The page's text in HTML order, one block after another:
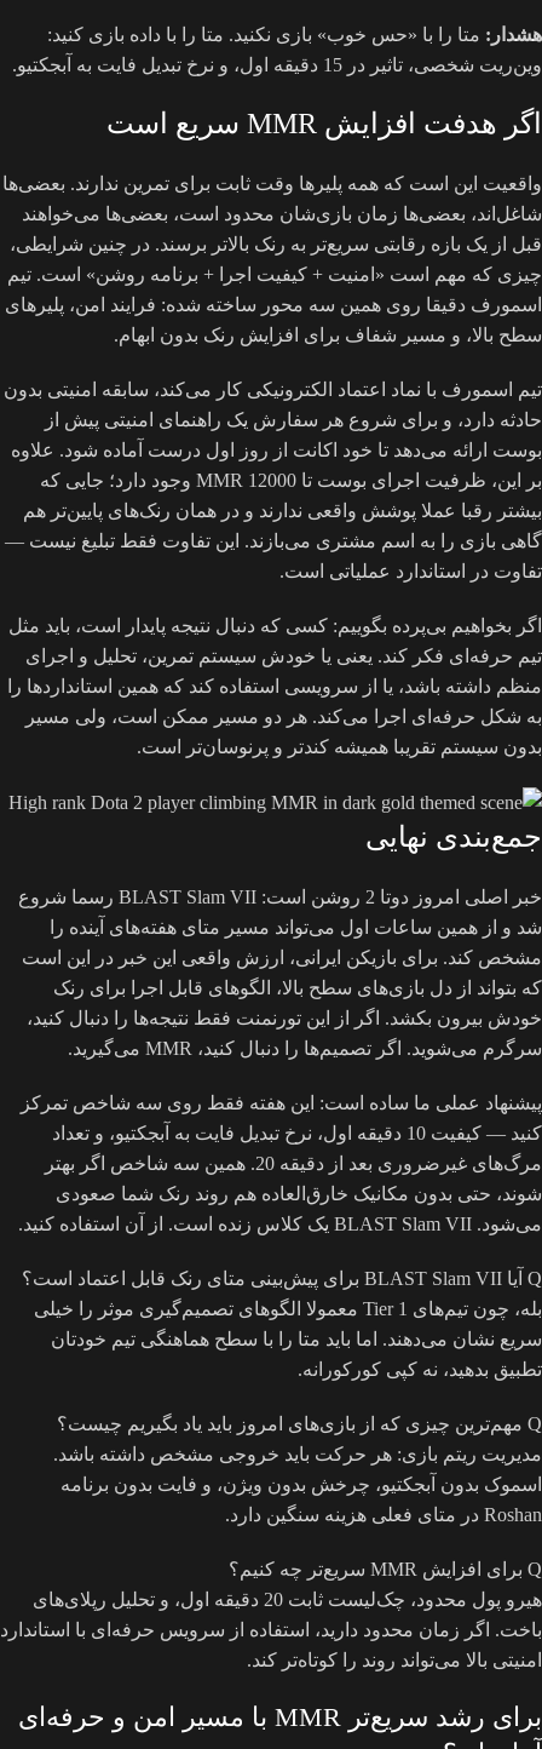
هشدار: متا را با «حس خوب» بازی نکنید. متا را با داده بازی کنید:
وین‌ریت شخصی، تاثیر در 15 دقیقه اول، و نرخ تبدیل فایت به آبجکتیو.
اگر هدفت افزایش MMR سریع است
واقعیت این است که همه پلیرها وقت ثابت برای تمرین ندارند. بعضی‌ها
شاغل‌اند، بعضی‌ها زمان بازی‌شان محدود است، بعضی‌ها می‌خواهند
قبل از یک بازه رقابتی سریع‌تر به رنک بالاتر برسند. در چنین شرایطی،
چیزی که مهم است «امنیت + کیفیت اجرا + برنامه روشن» است. تیم
اسمورف دقیقا روی همین سه محور ساخته شده: فرایند امن، پلیرهای
سطح بالا، و مسیر شفاف برای افزایش رنک بدون ابهام.
تیم اسمورف با نماد اعتماد الکترونیکی کار می‌کند، سابقه امنیتی بدون
حادثه دارد، و برای شروع هر سفارش یک راهنمای امنیتی پیش از
بوست ارائه می‌دهد تا خود اکانت از روز اول درست آماده شود. علاوه
بر این، ظرفیت اجرای بوست تا 12000 MMR وجود دارد؛ جایی که
بیشتر رقبا عملا پوشش واقعی ندارند و در همان رنک‌های پایین‌تر هم
گاهی بازی را به اسم مشتری می‌بازند. این تفاوت فقط تبلیغ نیست —
تفاوت در استاندارد عملیاتی است.
اگر بخواهیم بی‌پرده بگوییم: کسی که دنبال نتیجه پایدار است، باید مثل
تیم حرفه‌ای فکر کند. یعنی یا خودش سیستم تمرین، تحلیل و اجرای
منظم داشته باشد، یا از سرویسی استفاده کند که همین استانداردها را
به شکل حرفه‌ای اجرا می‌کند. هر دو مسیر ممکن است، ولی مسیر
بدون سیستم تقریبا همیشه کندتر و پرنوسان‌تر است.
جمع‌بندی نهایی
خبر اصلی امروز دوتا 2 روشن است: BLAST Slam VII رسما شروع
شد و از همین ساعات اول می‌تواند مسیر متای هفته‌های آینده را
مشخص کند. برای بازیکن ایرانی، ارزش واقعی این خبر در این است
که بتواند از دل بازی‌های سطح بالا، الگوهای قابل اجرا برای رنک
خودش بیرون بکشد. اگر از این تورنمنت فقط نتیجه‌ها را دنبال کنید،
سرگرم می‌شوید. اگر تصمیم‌ها را دنبال کنید، MMR می‌گیرید.
پیشنهاد عملی ما ساده است: این هفته فقط روی سه شاخص تمرکز
کنید — کیفیت 10 دقیقه اول، نرخ تبدیل فایت به آبجکتیو، و تعداد
مرگ‌های غیرضروری بعد از دقیقه 20. همین سه شاخص اگر بهتر
شوند، حتی بدون مکانیک خارق‌العاده هم روند رنک شما صعودی
می‌شود. BLAST Slam VII یک کلاس زنده است. از آن استفاده کنید.
Q آیا BLAST Slam VII برای پیش‌بینی متای رنک قابل اعتماد است؟
بله، چون تیم‌های Tier 1 معمولا الگوهای تصمیم‌گیری موثر را خیلی
سریع نشان می‌دهند. اما باید متا را با سطح هماهنگی تیم خودتان
تطبیق بدهید، نه کپی کورکورانه.
Q مهم‌ترین چیزی که از بازی‌های امروز باید یاد بگیریم چیست؟
مدیریت ریتم بازی: هر حرکت باید خروجی مشخص داشته باشد.
اسموک بدون آبجکتیو، چرخش بدون ویژن، و فایت بدون برنامه
Roshan در متای فعلی هزینه سنگین دارد.
Q برای افزایش MMR سریع‌تر چه کنیم؟
هیرو پول محدود، چک‌لیست ثابت 20 دقیقه اول، و تحلیل رپلای‌های
باخت. اگر زمان محدود دارید، استفاده از سرویس حرفه‌ای با استاندارد
امنیتی بالا می‌تواند روند را کوتاه‌تر کند.
برای رشد سریع‌تر MMR با مسیر امن و حرفه‌ای